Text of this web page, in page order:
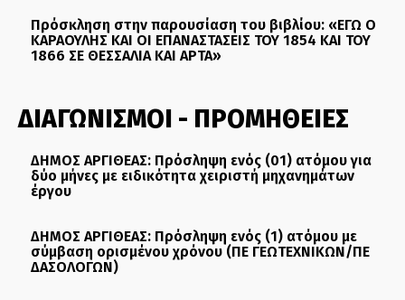
Πρόσκληση στην παρουσίαση του βιβλίου: «ΕΓΩ Ο
ΚΑΡΑΟΥΛΗΣ ΚΑΙ ΟΙ ΕΠΑΝΑΣΤΑΣΕΙΣ ΤΟΥ 1854 ΚΑΙ ΤΟΥ
1866 ΣΕ ΘΕΣΣΑΛΙΑ ΚΑΙ ΑΡΤΑ»
ΔΙΑΓΩΝΙΣΜΟΙ - ΠΡΟΜΗΘΕΙΕΣ
ΔΗΜΟΣ ΑΡΓΙΘΕΑΣ: Πρόσληψη ενός (01) ατόμου για
δύο μήνες με ειδικότητα χειριστή μηχανημάτων
έργου
ΔΗΜΟΣ ΑΡΓΙΘΕΑΣ: Πρόσληψη ενός (1) ατόμου με
σύμβαση ορισμένου χρόνου (ΠΕ ΓΕΩΤΕΧΝΙΚΩΝ/ΠΕ
ΔΑΣΟΛΟΓΩΝ)